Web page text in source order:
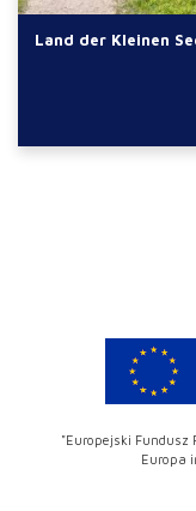
Land der Kleinen
"Europejski Fundusz
Europa